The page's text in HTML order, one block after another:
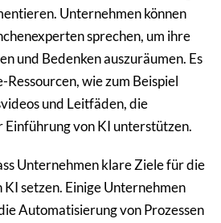
Unternehmen können
sprechen, um ihre
und Bedenken auszuräumen. Es
wie zum Beispiel
und Leitfäden, die
Einführung von KI unterstützen.
Unternehmen klare Ziele für die
setzen. Einige Unternehmen
Automatisierung von Prozessen